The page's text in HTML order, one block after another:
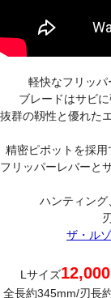
軽快なフリッパ
ブレードはサビ
抜群の靱性と優れた
精密ピポットを採用
フリッパーレバーと
ハンティング
ザ・ル
Lサイズ
全長約345mm/刃長